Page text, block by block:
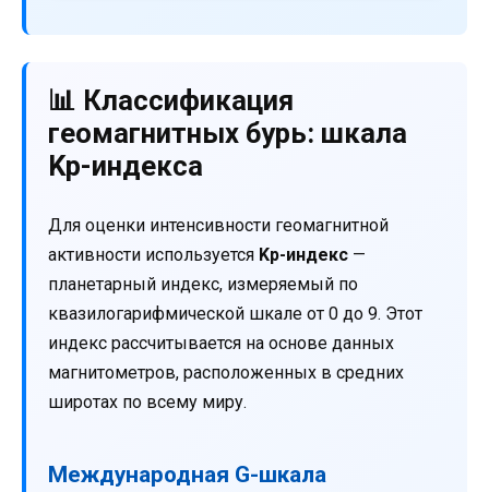
📊 Классификация
геомагнитных бурь: шкала
Kp-индекса
Для оценки интенсивности геомагнитной
активности используется Kp-индекс —
планетарный индекс, измеряемый по
квазилогарифмической шкале от 0 до 9. Этот
индекс рассчитывается на основе данных
магнитометров, расположенных в средних
широтах по всему миру.
Международная G-шкала